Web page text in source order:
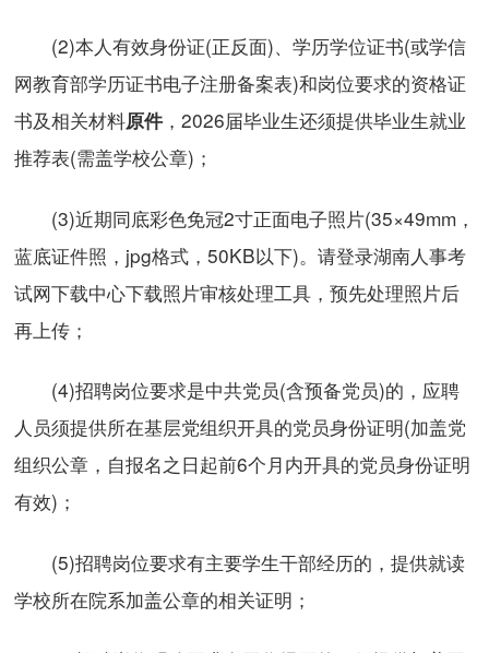
(2)本人有效身份证(正反面)、学历学位证书(或学信
网教育部学历证书电子注册备案表)和岗位要求的资格证
书及相关材料原件，2026届毕业生还须提供毕业生就业
推荐表(需盖学校公章)；
(3)近期同底彩色免冠2寸正面电子照片(35×49mm，
蓝底证件照，jpg格式，50KB以下)。请登录湖南人事考
试网下载中心下载照片审核处理工具，预先处理照片后
再上传；
(4)招聘岗位要求是中共党员(含预备党员)的，应聘
人员须提供所在基层党组织开具的党员身份证明(加盖党
组织公章，自报名之日起前6个月内开具的党员身份证明
有效)；
(5)招聘岗位要求有主要学生干部经历的，提供就读
学校所在院系加盖公章的相关证明；